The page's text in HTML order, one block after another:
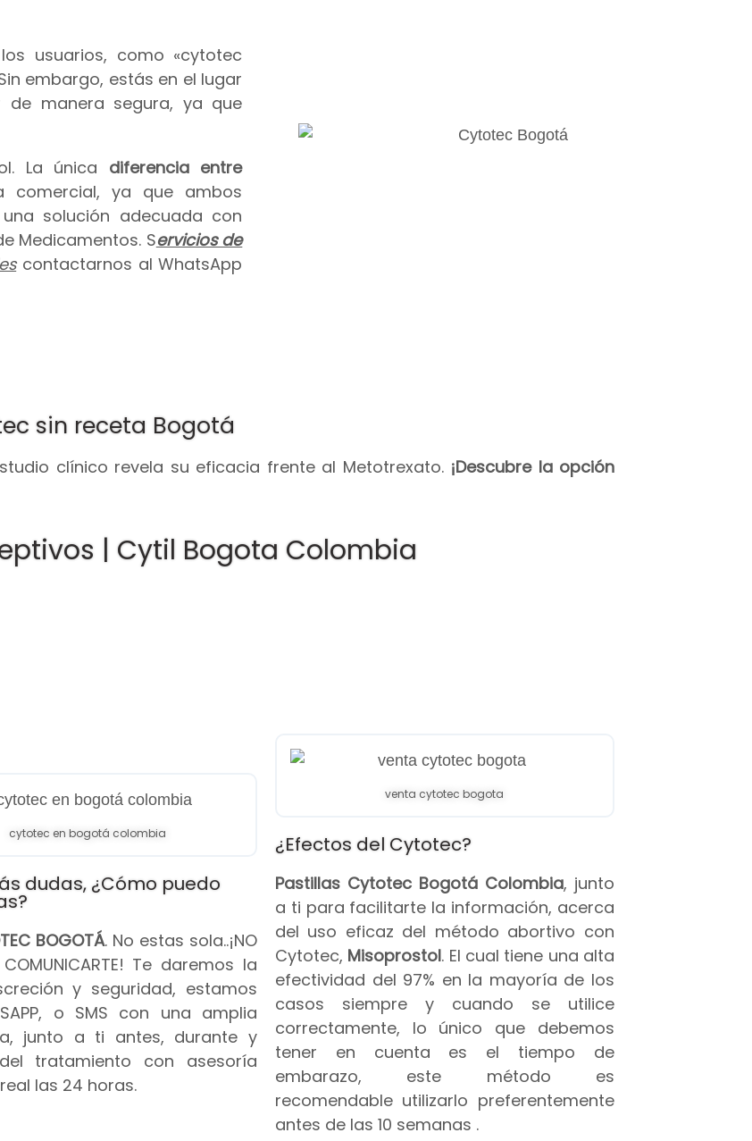
usuarios, como «cytotec
embargo, estás en el lugar
manera segura, ya que
La única diferencia entre
ya que ambos
solución adecuada con
Medicamentos. Servicios de
contactarnos al WhatsApp
sin receta Bogotá
clínico revela su eficacia frente al Metotrexato. ¡Descubre la opción
| Cytil Bogota Colombia
cytotec en bogotá colombia
dudas, ¿Cómo puedo
BOGOTÁ. No estas sola..¡NO
COMUNICARTE! Te daremos la
y seguridad, estamos
o SMS con una amplia
junto a ti antes, durante y
tratamiento con asesoría
las 24 horas.
venta cytotec bogota
¿Efectos del Cytotec?
Pastillas Cytotec Bogotá Colombia, junto
a ti para facilitarte la información, acerca
del uso eficaz del método abortivo con
Cytotec, Misoprostol. El cual tiene una alta
efectividad del 97% en la mayoría de los
casos siempre y cuando se utilice
correctamente, lo único que debemos
tener en cuenta es el tiempo de
embarazo, este método es
recomendable utilizarlo preferentemente
antes de las 10 semanas .